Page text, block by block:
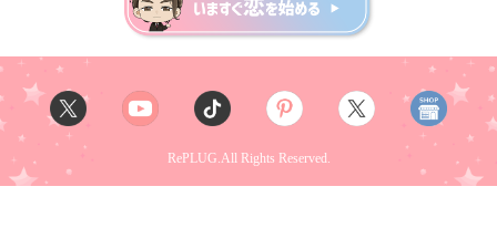
RePLUG.All Rights Reserved.